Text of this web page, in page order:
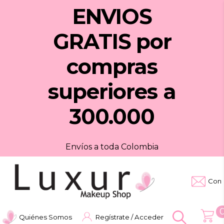
ENVIOS
GRATIS por
compras
superiores a
300.000
Envíos a toda Colombia
Quiénes Somos Regístrate / Acceder